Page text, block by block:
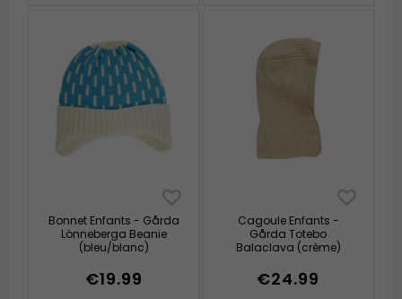
Bonnet Enfants - Gårda
Lönneberga Beanie
(bleu/blanc)
€19.99
Cagoule Enfants -
Gårda Totebo
Balaclava (crème)
€24.99